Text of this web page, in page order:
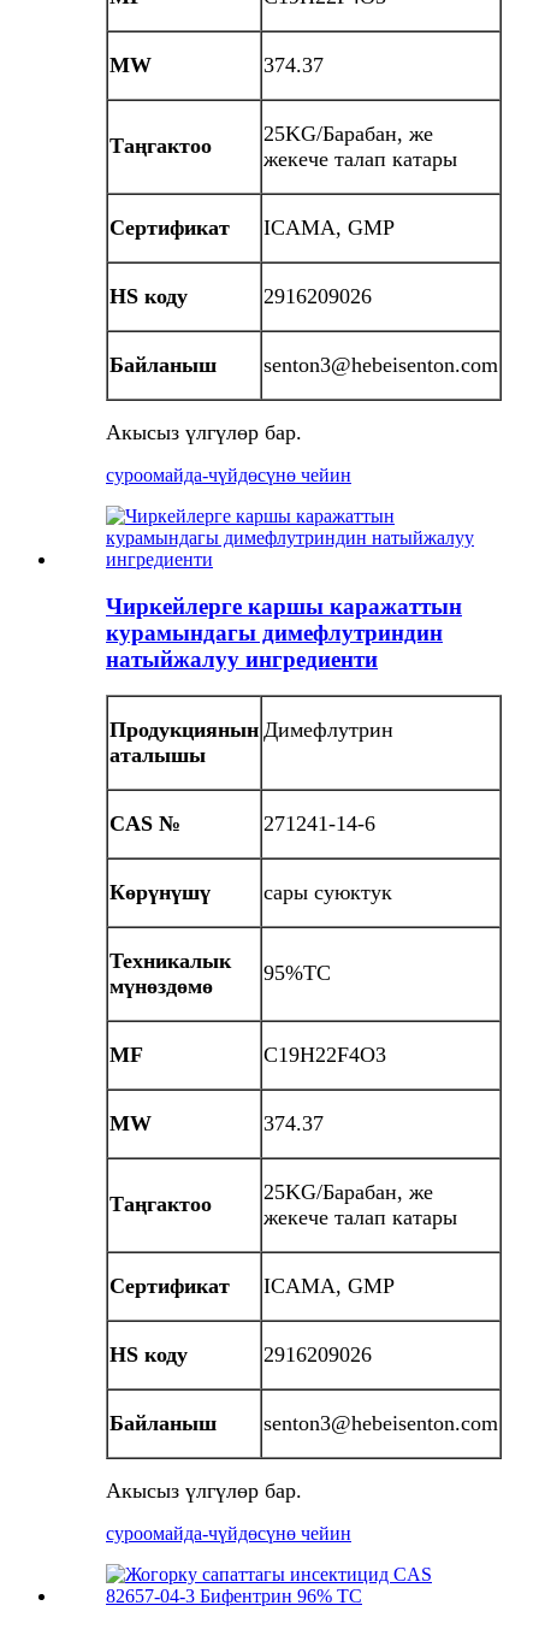
MW 374.37
Таңгактоо
25KG/Барабан, же
жекече талап катары
Сертификат ICAMA, GMP
HS коду 2916209026
Байланыш senton3@hebeisenton.com
Акысыз үлгүлөр бар.
суроомайда-чүйдөсүнө чейин
Чиркейлерге каршы каражаттын
курамындагы димефлутриндин
натыйжалуу ингредиенти
Продукциянын
аталышы
Димефлутрин
CAS № 271241-14-6
Көрүнүшү сары суюктук
Техникалык
мүнөздөмө
95%TC
MF C19H22F4O3
MW 374.37
Таңгактоо
25KG/Барабан, же
жекече талап катары
Сертификат ICAMA, GMP
HS коду 2916209026
Байланыш senton3@hebeisenton.com
Акысыз үлгүлөр бар.
суроомайда-чүйдөсүнө чейин